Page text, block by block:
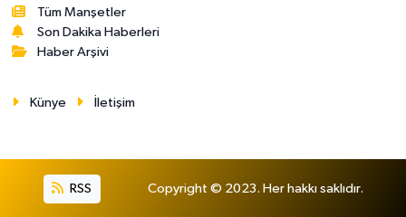
Tüm Manşetler
Son Dakika Haberleri
Haber Arşivi
Künye İletişim
RSS Copyright © 2023. Her hakkı saklıdır.